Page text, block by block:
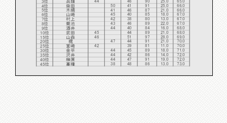
4位
柴田 50 41 91 25.0
66.0
5位
木綱 41 46 87 21.0
66.0
6位
山﨑 45 40 85 18.0
67.0
7位
村上 42 38 80 13.0
67.0
8位
菊池 43 46 89 22.0
67.0
9位
酒井 44 40 84 16.0
68.0
10位
武田 45 44 89 21.0
68.0
15位
山森 46 51 97 28.0
69.0
20位
梶 47 44 91 21.0
70.0
25位
宮﨑 42 39 81 11.0
70.0
30位
金平 44 45 89 18.0
71.0
35位
沢井 44 42 86 14.0
72.0
40位
榊原 44 47 91 19.0
72.0
45位
髙橋 38 48 86 13.0 73.0